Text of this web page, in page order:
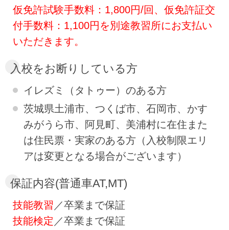
仮免許試験手数料：1,800円/回、仮免許証交
付手数料：1,100円を別途教習所にお支払い
いただきます。
入校をお断りしている方
イレズミ（タトゥー）のある方
茨城県土浦市、つくば市、石岡市、かす
みがうら市、阿見町、美浦村​に在住また
は住民票・実家のある方（入校制限エリ
アは変更となる場合がございます）
保証内容(普通車AT,MT)
技能教習 ／卒業まで保証
技能検定 ／卒業まで保証